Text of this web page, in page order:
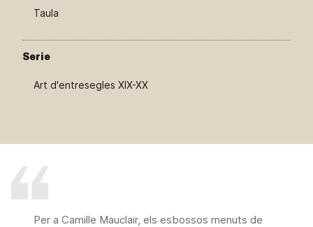
Taula
Serie
Art d'entresegles XIX-XX
Per a Camille Mauclair, els esbossos menuts de